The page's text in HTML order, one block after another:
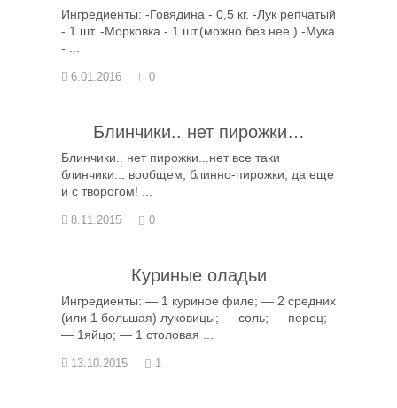
Ингредиенты: -Говядина - 0,5 кг. -Лук репчатый
- 1 шт. -Морковка - 1 шт.(можно без нее ) -Мука
- ...
6.01.2016 0
Блинчики.. нет пирожки…
Блинчики.. нет пирожки...нет все таки
блинчики... вообщем, блинно-пирожки, да еще
и с творогом! ...
8.11.2015 0
Куриные оладьи
Ингредиенты: — 1 куриное филе; — 2 средних
(или 1 большая) луковицы; — соль; — перец;
— 1яйцо; — 1 столовая ...
13.10.2015 1